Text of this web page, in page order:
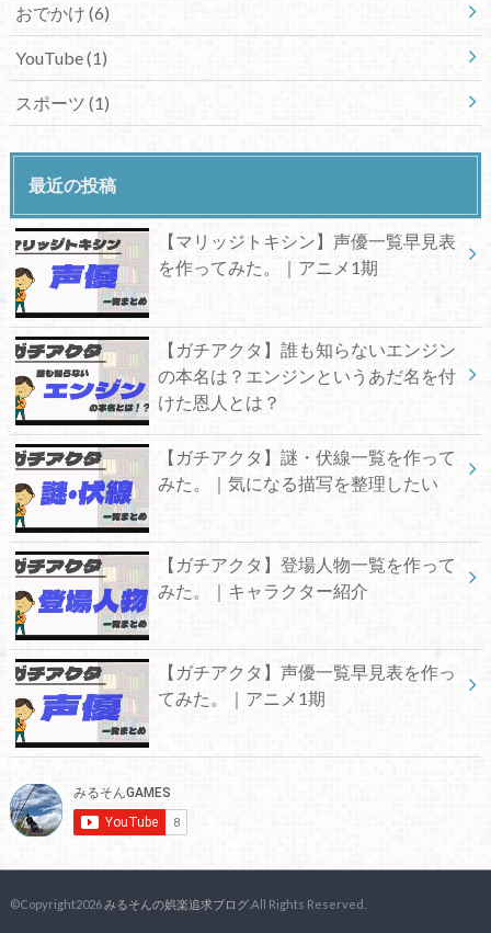
おでかけ (6)
YouTube(1)
スポーツ (1)
最近の投稿
【マリッジトキシン】声優一覧早見表
を作ってみた。｜アニメ1期
【ガチアクタ】誰も知らないエンジン
の本名は？エンジンというあだ名を付
けた恩人とは？
【ガチアクタ】謎・伏線一覧を作って
みた。｜気になる描写を整理したい
【ガチアクタ】登場人物一覧を作って
みた。｜キャラクター紹介
【ガチアクタ】声優一覧早見表を作っ
てみた。｜アニメ1期
©Copyright2026みるそんの娯楽追求ブログ.All Rights Reserved.